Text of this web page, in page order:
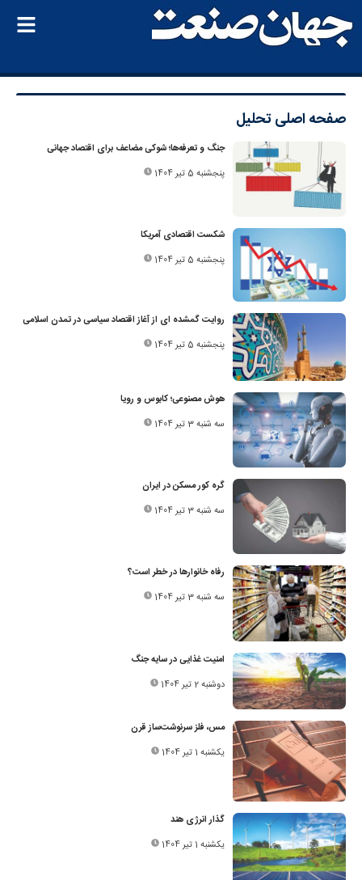
صفحه اصلیتحلیل
جنگ و تعرفه‌ها؛ شوکی مضاعف برای اقتصاد جهانی
پنجشنبه 5 تیر 1404
شکست اقتصادی آمریکا
پنجشنبه 5 تیر 1404
روایت گمشده ای از آغاز اقتصاد سیاسی در تمدن اسلامی
پنجشنبه 5 تیر 1404
هوش مصنوعی؛ کابوس و رویا
سه شنبه 3 تیر 1404
گره کور مسکن در ایران
سه شنبه 3 تیر 1404
رفاه خانوارها در خطر است؟
سه شنبه 3 تیر 1404
امنیت غذایی در سایه جنگ
دوشنبه 2 تیر 1404
مس، فلز سرنوشت‌ساز قرن
یکشنبه 1 تیر 1404
گذار انرژی هند
یکشنبه 1 تیر 1404